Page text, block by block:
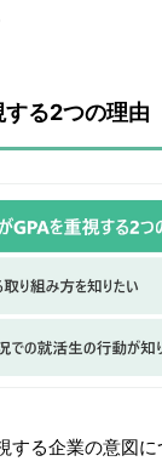
る2つの理由
する企業の意図